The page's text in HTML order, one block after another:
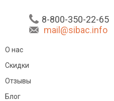
8-800-350-22-65
mail@sibac.info
О нас
Скидки
Отзывы
Блог